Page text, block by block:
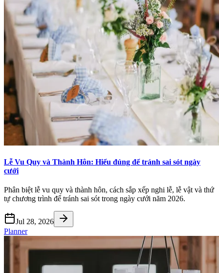
Lễ Vu Quy và Thành Hôn: Hiểu đúng để tránh sai sót ngày
cưới
Phân biệt lễ vu quy và thành hôn, cách sắp xếp nghi lễ, lễ vật và thứ
tự chương trình để tránh sai sót trong ngày cưới năm 2026.
Jul 28, 2026
Planner